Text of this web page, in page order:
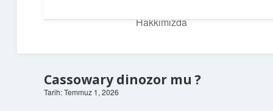
Hakkımızda
Cassowary dinozor mu ?
Tarih: Temmuz 1, 2026